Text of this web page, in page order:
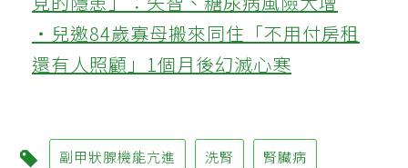
‧兒邀84歲寡母搬來同住「不用付房租
還有人照顧」1個月後幻滅心寒
副甲狀腺機能亢進 洗腎 腎臟病